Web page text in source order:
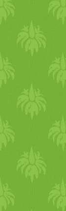
Milyen
hogy